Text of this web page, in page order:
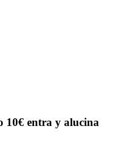
10€ entra y alucina